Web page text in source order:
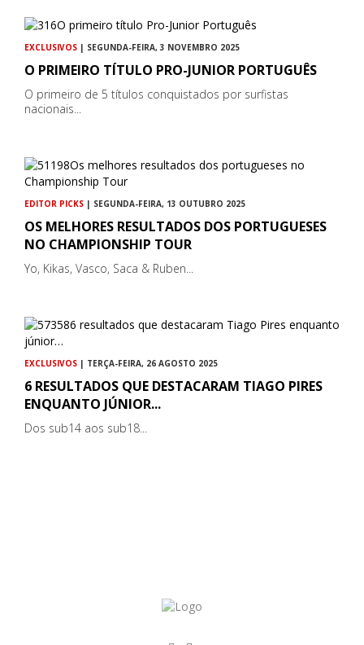
EXCLUSIVOS | SEGUNDA-FEIRA, 3 NOVEMBRO 2025
O PRIMEIRO TÍTULO PRO-JUNIOR PORTUGUÊS
O primeiro de 5 títulos conquistados por surfistas
nacionais...
EDITOR PICKS | SEGUNDA-FEIRA, 13 OUTUBRO 2025
OS MELHORES RESULTADOS DOS PORTUGUESES
NO CHAMPIONSHIP TOUR
Yo, Kikas, Vasco, Saca & Ruben...
EXCLUSIVOS | TERÇA-FEIRA, 26 AGOSTO 2025
6 RESULTADOS QUE DESTACARAM TIAGO PIRES
ENQUANTO JÚNIOR...
Dos sub14 aos sub18...